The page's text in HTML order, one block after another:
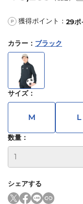
P 獲得ポイント： 29ポ
カラー ： ブラック
サイズ：
M L
数量：
シェアする